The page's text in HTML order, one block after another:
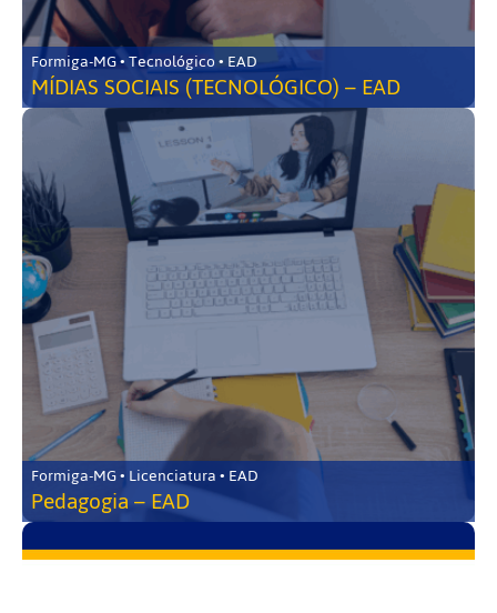
Formiga-MG • Tecnológico • EAD
MÍDIAS SOCIAIS (TECNOLÓGICO) – EAD
Formiga-MG • Licenciatura • EAD
Pedagogia – EAD